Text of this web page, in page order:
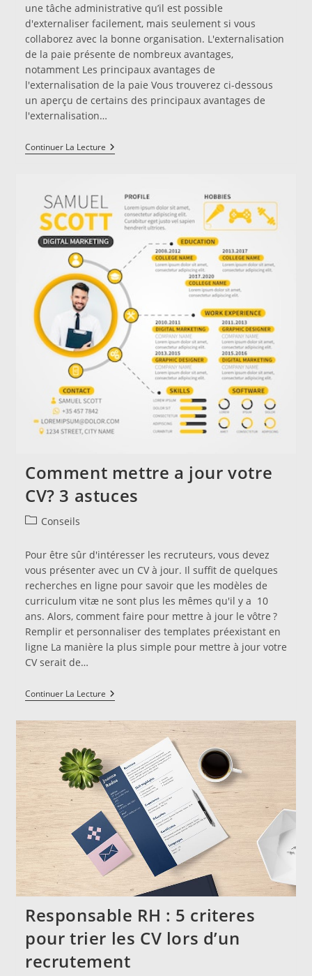
une tâche administrative qu’il est possible
d'externaliser facilement, mais seulement si vous
collaborez avec la bonne organisation. L'externalisation
de la paie présente de nombreux avantages,
notamment Les principaux avantages de
l'externalisation de la paie Vous trouverez ci-dessous
un aperçu de certains des principaux avantages de
l'externalisation…
Continuer La LectureLes
Trois
L’externalisation
De
Comment mettre a jour votre
CV? 3 astuces
PostConseils
Pour être sûr d'intéresser les recruteurs, vous devez
vous présenter avec un CV à jour. Il suffit de quelques
recherches en ligne pour savoir que les modèles de
curriculum vitæ ne sont plus les mêmes qu'il y a 10
ans. Alors, comment faire pour mettre à jour le vôtre ?
Remplir et personnaliser des templates préexistant en
ligne La manière la plus simple pour mettre à jour votre
CV serait de…
Continuer La LectureComment
Mettre
Jour
Votre
CV?
3
Astuces
Responsable RH : 5 criteres
pour trier les CV lors d’un
recrutement